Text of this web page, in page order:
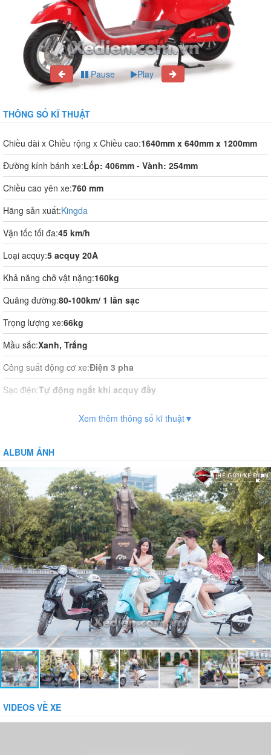
Pause Play
THÔNG SỐ KĨ THUẬT
Chiều dài x Chiều rộng x Chiều cao:1640mm x 640mm x 1200mm
Đường kính bánh xe:Lốp: 406mm - Vành: 254mm
Chiều cao yên xe:760 mm
Hãng sản xuất:Kingda
Vận tốc tối đa:45 km/h
Loại acquy:5 acquy 20A
Khả năng chở vật nặng:160kg
Quãng đường:80-100km/ 1 lần sạc
Trọng lượng xe:66kg
Mầu sắc:Xanh, Trắng
Công suất động cơ xe:Điện 3 pha
Sạc điện:Tự động ngắt khi acquy đầy
Hệ thống phanh:
Giảm xóc:
Có
Bánh xe:Liền săm
Bảo vệ dòng:14 + / -2.0A
Bảo vệ tụt áp:42 + / - 1.0V
Phụ kiện đi kèm:Gương, Sạc, Khóa báo động chống trộm
Xem thêm thông số kĩ thuật▼
ALBUM ẢNH
VIDEOS VỀ XE